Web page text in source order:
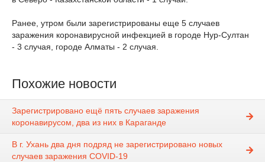
Ранее, утром были зарегистрированы еще 5 случаев
заражения коронавирусной инфекцией в городе Нур-Султан
- 3 случая, городе Алматы - 2 случая.
Похожие новости
Зарегистрировано ещё пять случаев заражения
коронавирусом, два из них в Караганде
В г. Ухань два дня подряд не зарегистрировано новых
случаев заражения COVID-19